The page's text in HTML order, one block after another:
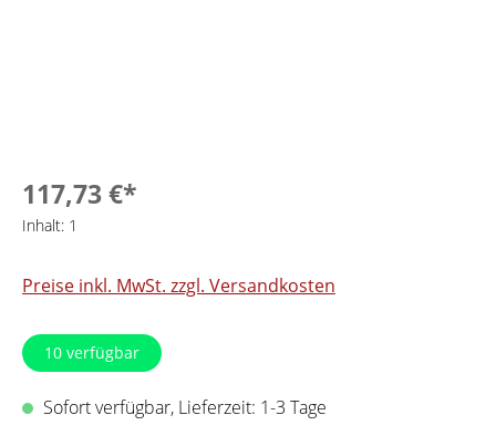
117,73 €*
Inhalt: 1
Preise inkl. MwSt. zzgl. Versandkosten
10 verfügbar
Sofort verfügbar, Lieferzeit: 1-3 Tage